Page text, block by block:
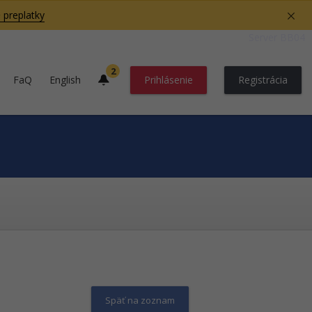
preplatky
FaQ English
2
Prihlásenie Registrácia
Späť na zoznam